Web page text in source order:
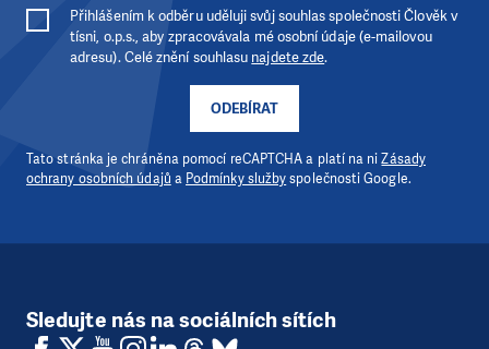
ODEBÍRAT
Přihlášením k odběru uděluji svůj souhlas společnosti Člověk v
tísni, o.p.s., aby zpracovávala mé osobní údaje (e-mailovou
adresu). Celé znění souhlasu najdete zde.
Tato stránka je chráněna pomocí reCAPTCHA a platí na niZásady
ochrany osobních údajů a Podmínky službyspolečnosti Google.
Sledujte nás na sociálních sítích